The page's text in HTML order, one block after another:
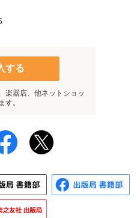
する
楽器店、他ネットショッ
す。